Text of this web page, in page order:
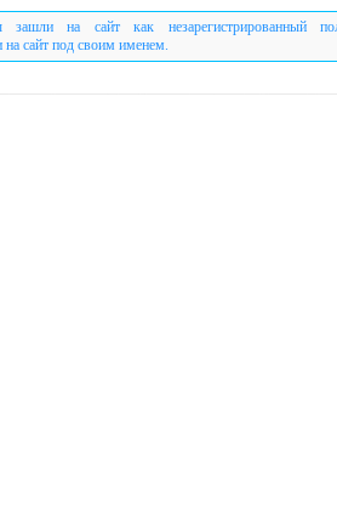
зашли на сайт как незарегистрированный
на сайт под своим именем.